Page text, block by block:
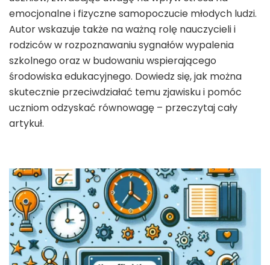
emocjonalne i fizyczne samopoczucie młodych ludzi.
Autor wskazuje także na ważną rolę nauczycieli i
rodziców w rozpoznawaniu sygnałów wypalenia
szkolnego oraz w budowaniu wspierającego
środowiska edukacyjnego. Dowiedz się, jak można
skutecznie przeciwdziałać temu zjawisku i pomóc
uczniom odzyskać równowagę – przeczytaj cały
artykuł.